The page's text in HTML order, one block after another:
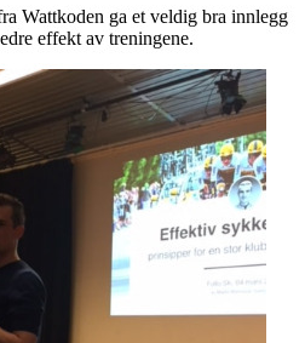
Wattkoden ga et veldig bra innlegg
effekt av treningene.